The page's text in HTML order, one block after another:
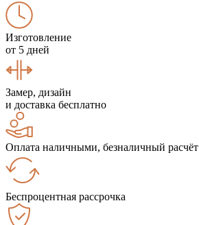
Изготовление
от 5 дней
Замер, дизайн
и доставка бесплатно
Оплата наличными, безналичный расчёт
Беспроцентная рассрочка